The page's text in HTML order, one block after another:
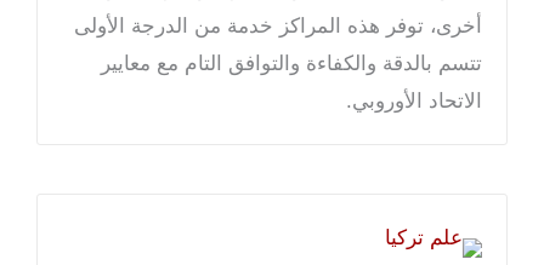
أخرى، توفر هذه المراكز خدمة من الدرجة الأولى
تتسم بالدقة والكفاءة والتوافق التام مع معايير
الاتحاد الأوروبي.